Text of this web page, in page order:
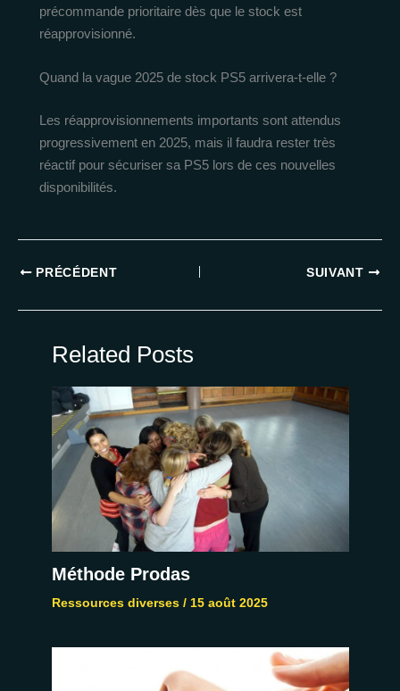
précommande prioritaire dès que le stock est
réapprovisionné.
Quand la vague 2025 de stock PS5 arrivera-t-elle ?
Les réapprovisionnements importants sont attendus
progressivement en 2025, mais il faudra rester très
réactif pour sécuriser sa PS5 lors de ces nouvelles
disponibilités.
PRÉCÉDENT SUIVANT
Related Posts
Méthode Prodas
Ressources diverses/ 15 août 2025